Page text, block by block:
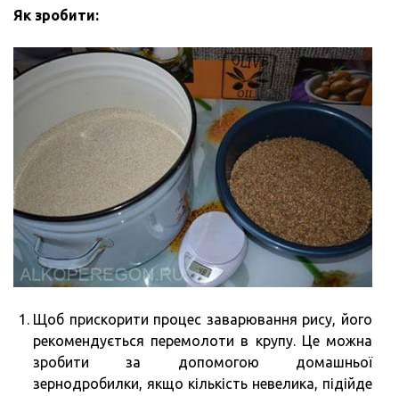
Як зробити:
Щоб прискорити процес заварювання рису, його
рекомендується перемолоти в крупу. Це можна
зробити за допомогою домашньої
зернодробилки, якщо кількість невелика, підійде